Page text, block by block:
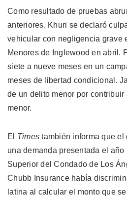
Como resultado de pruebas
anteriores, Khuri se declaró
vehicular con negligencia grave
Menores de Inglewood en abril.
siete a nueve meses en un
meses de libertad condicional.
de un delito menor por
menor.
El Timestambién informa que el
una demanda presentada el año
Superior del Condado de Los
Chubb Insurance había
latina al calcular el monto que